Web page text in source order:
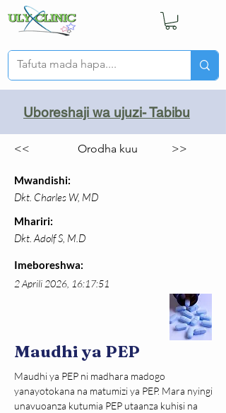
Uboreshaji wa ujuzi- Tabibu
<< Orodha kuu >>
Mwandishi:
Dkt. Charles W, MD
Mhariri:
Dkt. Adolf S, M.D
Imeboreshwa:
2 Aprili 2026, 16:17:51
Maudhi ya PEP
Maudhi ya PEP ni madhara madogo
yanayotokana na matumizi ya PEP. Mara nyingi
unavuoanza kutumia PEP utaanza kuhisi na